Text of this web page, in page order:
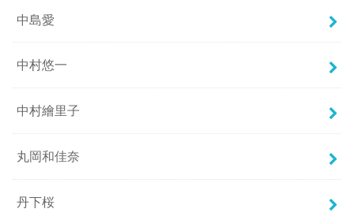
中島愛
中村悠一
中村繪里子
丸岡和佳奈
丹下桜